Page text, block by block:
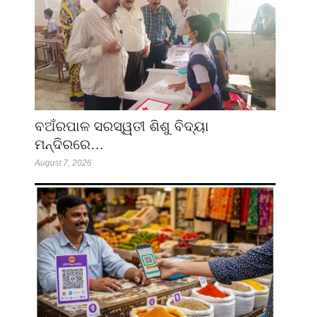
ବଅଁରପାଳ ସରସ୍ୱତୀ ଶିଶୁ ବିଦ୍ୟା
ମନ୍ଦିରରେ…
August 7, 2026